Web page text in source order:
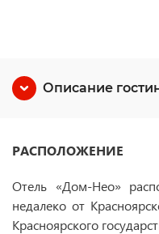
Описание
РАСПОЛОЖЕНИЕ
Отель «Дом-Нео»
недалеко от
Красноярского